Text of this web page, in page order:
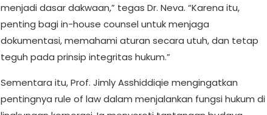
menjadi dasar dakwaan,” tegas Dr. Neva. “Karena itu,
penting bagi in-house counsel untuk menjaga
dokumentasi, memahami aturan secara utuh, dan tetap
teguh pada prinsip integritas hukum.”
Sementara itu, Prof. Jimly Asshiddiqie mengingatkan
pentingnya rule of law dalam menjalankan fungsi hukum di